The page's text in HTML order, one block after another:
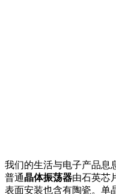
我们的生活与电子产品息
普通晶体振荡器由石英芯
表面安装也含有陶瓷。单